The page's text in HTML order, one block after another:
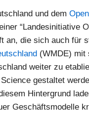
und dem
“Landesinitiative
an, die sich auch für
(WMDE) mit
weiter zu
gestaltet
Hintergrund
Geschäftsmodelle